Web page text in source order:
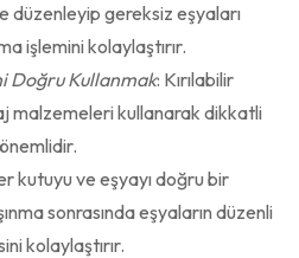
düzenleyip gereksiz eşyaları
işlemini kolaylaştırır.
Doğru Kullanmak: Kırılabilir
malzemeleri kullanarak dikkatli
kutuyu ve eşyayı doğru bir
sonrasında eşyaların düzenli
kolaylaştırır.